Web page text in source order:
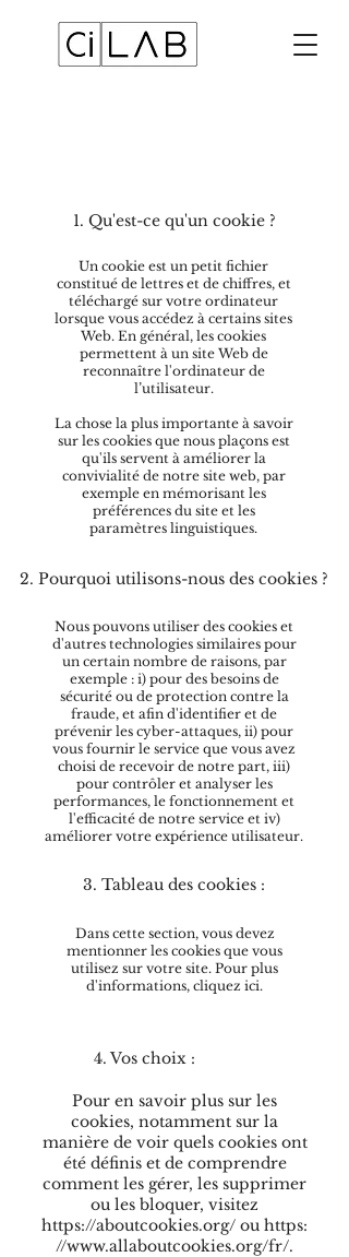
1. Qu'est-ce qu'un cookie ?
Un cookie est un petit fichier
constitué de lettres et de chiffres, et
téléchargé sur votre ordinateur
lorsque vous accédez à certains sites
Web. En général, les cookies
permettent à un site Web de
reconnaître l'ordinateur de
l’utilisateur.
La chose la plus importante à savoir
sur les cookies que nous plaçons est
qu'ils servent à améliorer la
convivialité de notre site web, par
exemple en mémorisant les
préférences du site et les
paramètres linguistiques.
2. Pourquoi utilisons-nous des cookies ?
Nous pouvons utiliser des cookies et
d'autres technologies similaires pour
un certain nombre de raisons, par
exemple : i) pour des besoins de
sécurité ou de protection contre la
fraude, et afin d'identifier et de
prévenir les cyber-attaques, ii) pour
vous fournir le service que vous avez
choisi de recevoir de notre part, iii)
pour contrôler et analyser les
performances, le fonctionnement et
l'efficacité de notre service et iv)
améliorer votre expérience utilisateur.
3. Tableau des cookies :
Dans cette section, vous devez
mentionner les cookies que vous
utilisez sur votre site. Pour plus
d'informations, cliquez ici.
4. Vos choix :
Pour en savoir plus sur les
cookies, notamment sur la
manière de voir quels cookies ont
été définis et de comprendre
comment les gérer, les supprimer
ou les bloquer, visitez
https://aboutcookies.org/ ou https:
//www.allaboutcookies.org/fr/.